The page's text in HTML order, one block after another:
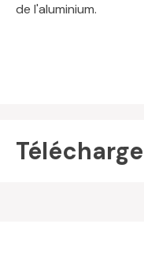
de l'aluminium.